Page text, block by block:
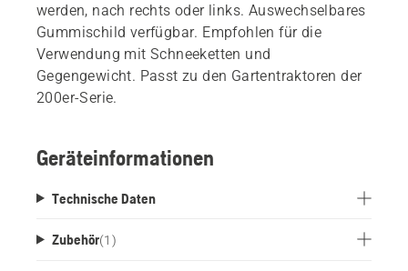
werden, nach rechts oder links. Auswechselbares
Gummischild verfügbar. Empfohlen für die
Verwendung mit Schneeketten und
Gegengewicht. Passt zu den Gartentraktoren der
200er-Serie.
Geräteinformationen
Technische Daten
Zubehör(1 )